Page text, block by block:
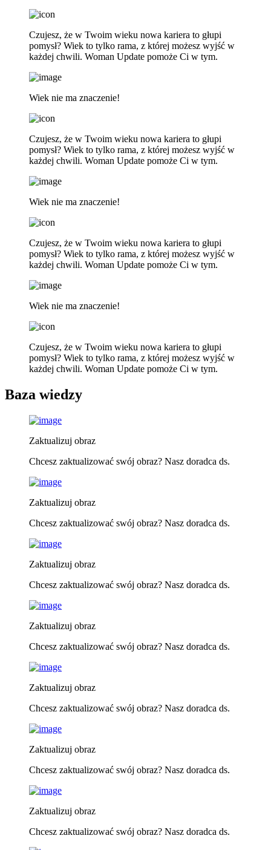
Czujesz, że w Twoim wieku nowa kariera to głupi
pomysł? Wiek to tylko rama, z której możesz wyjść w
każdej chwili. Woman Update pomoże Ci w tym.
Wiek nie ma znaczenie!
Czujesz, że w Twoim wieku nowa kariera to głupi
pomysł? Wiek to tylko rama, z której możesz wyjść w
każdej chwili. Woman Update pomoże Ci w tym.
Wiek nie ma znaczenie!
Czujesz, że w Twoim wieku nowa kariera to głupi
pomysł? Wiek to tylko rama, z której możesz wyjść w
każdej chwili. Woman Update pomoże Ci w tym.
Wiek nie ma znaczenie!
Czujesz, że w Twoim wieku nowa kariera to głupi
pomysł? Wiek to tylko rama, z której możesz wyjść w
każdej chwili. Woman Update pomoże Ci w tym.
Baza wiedzy
Zaktualizuj obraz
Chcesz zaktualizować swój obraz? Nasz doradca ds.
Zaktualizuj obraz
Chcesz zaktualizować swój obraz? Nasz doradca ds.
Zaktualizuj obraz
Chcesz zaktualizować swój obraz? Nasz doradca ds.
Zaktualizuj obraz
Chcesz zaktualizować swój obraz? Nasz doradca ds.
Zaktualizuj obraz
Chcesz zaktualizować swój obraz? Nasz doradca ds.
Zaktualizuj obraz
Chcesz zaktualizować swój obraz? Nasz doradca ds.
Zaktualizuj obraz
Chcesz zaktualizować swój obraz? Nasz doradca ds.